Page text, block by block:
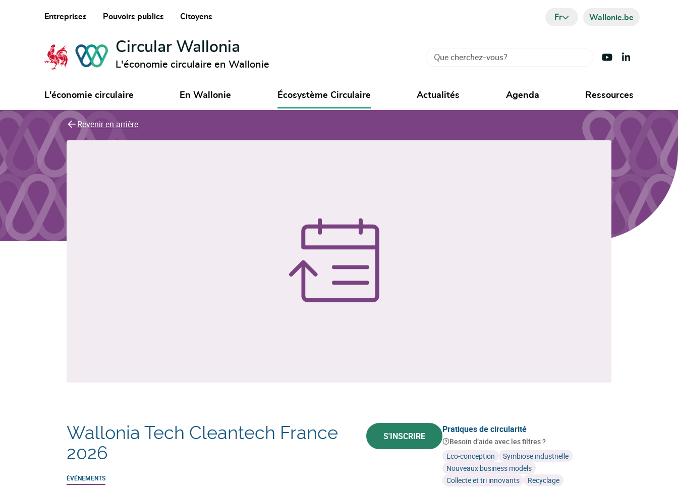
Entreprises Pouvoirs publics Citoyens Fr Wallonie.be
Circular Wallonia
L'économie circulaire en Wallonie
Rechercher Visiter Youtube
Visiter LinkedIn
L'économie circulaire En Wallonie Écosystème Circulaire Actualités Agenda Ressources
Revenir en arrière
Wallonia Tech Cleantech France
2026
S'INSCRIRE
ÉVÉNEMENTS
Pratiques de circularité
Besoin d’aide avec les filtres ?
Eco-conception
Symbiose industrielle
Nouveaux business models
Collecte et tri innovants
Recyclage